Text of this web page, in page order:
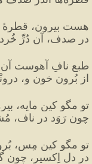
هست بیرون، قطرهٔ
در صدف، آن دُرِّ
طبعِ نافِ آهوست آن
از بُرون خون و،
تو مگو کین مایه،
چون رَوَد در ناف،
تو مگو کین مِس،
در دلِ اِکسیر، چون